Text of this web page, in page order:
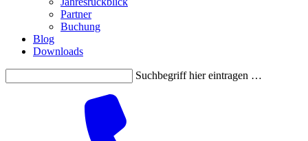
Partner
Buchung
Blog
Downloads
Suchbegriff hier eintragen …